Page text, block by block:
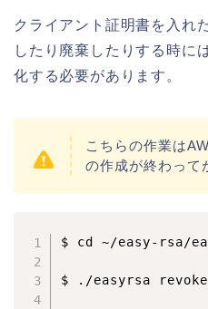
クライアント証明書を入れ
したり廃棄したりする時に
化する必要があります。
こちらの作業は
の作成が終わって
$ cd ~/easy-rsa/
$ ./easyrsa revoke